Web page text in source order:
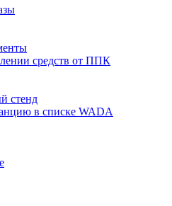
средств от ППК
стенд
в списке WADA